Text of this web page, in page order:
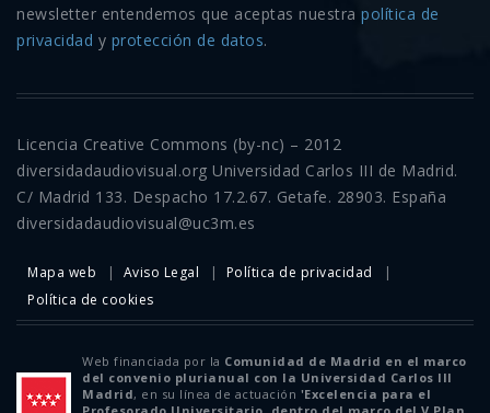
newsletter entendemos que aceptas nuestra política de
privacidad y protección de datos.
Licencia Creative Commons (by-nc) – 2012
diversidadaudiovisual.org Universidad Carlos III de Madrid.
C/ Madrid 133. Despacho 17.2.67. Getafe. 28903. España
diversidadaudiovisual@uc3m.es
Mapa web Aviso Legal
Política de privacidad
Política de cookies
Web financiada por la Comunidad de Madrid en el marco
del convenio plurianual con la Universidad Carlos III
Madrid, en su línea de actuación 'Excelencia para el